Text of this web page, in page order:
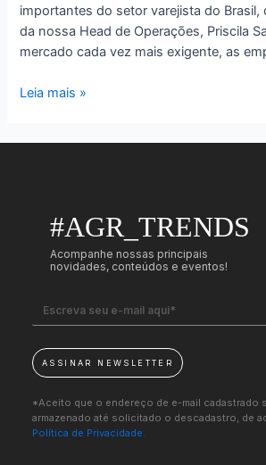
importantes do setor varejista do Brasil,
da nossa Head de Operações, Priscila
mercado cada vez mais exigente, as
Leia mais »
#AGR_TRENDS
Acompanhe nossas principais
novidades, conteúdos e eventos!
ASSINAR NEWSLETTER
*Aceito que o endereço de e-mail cadastrado
armazenado até solicitado o descadastro, de
Política de Privacidade.